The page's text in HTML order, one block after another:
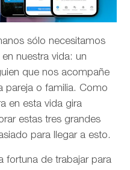
sólo necesitamos
nuestra vida: un
que nos acompañe
pareja o familia. Como
en esta vida gira
estas tres grandes
para llegar a esto.
fortuna de trabajar para